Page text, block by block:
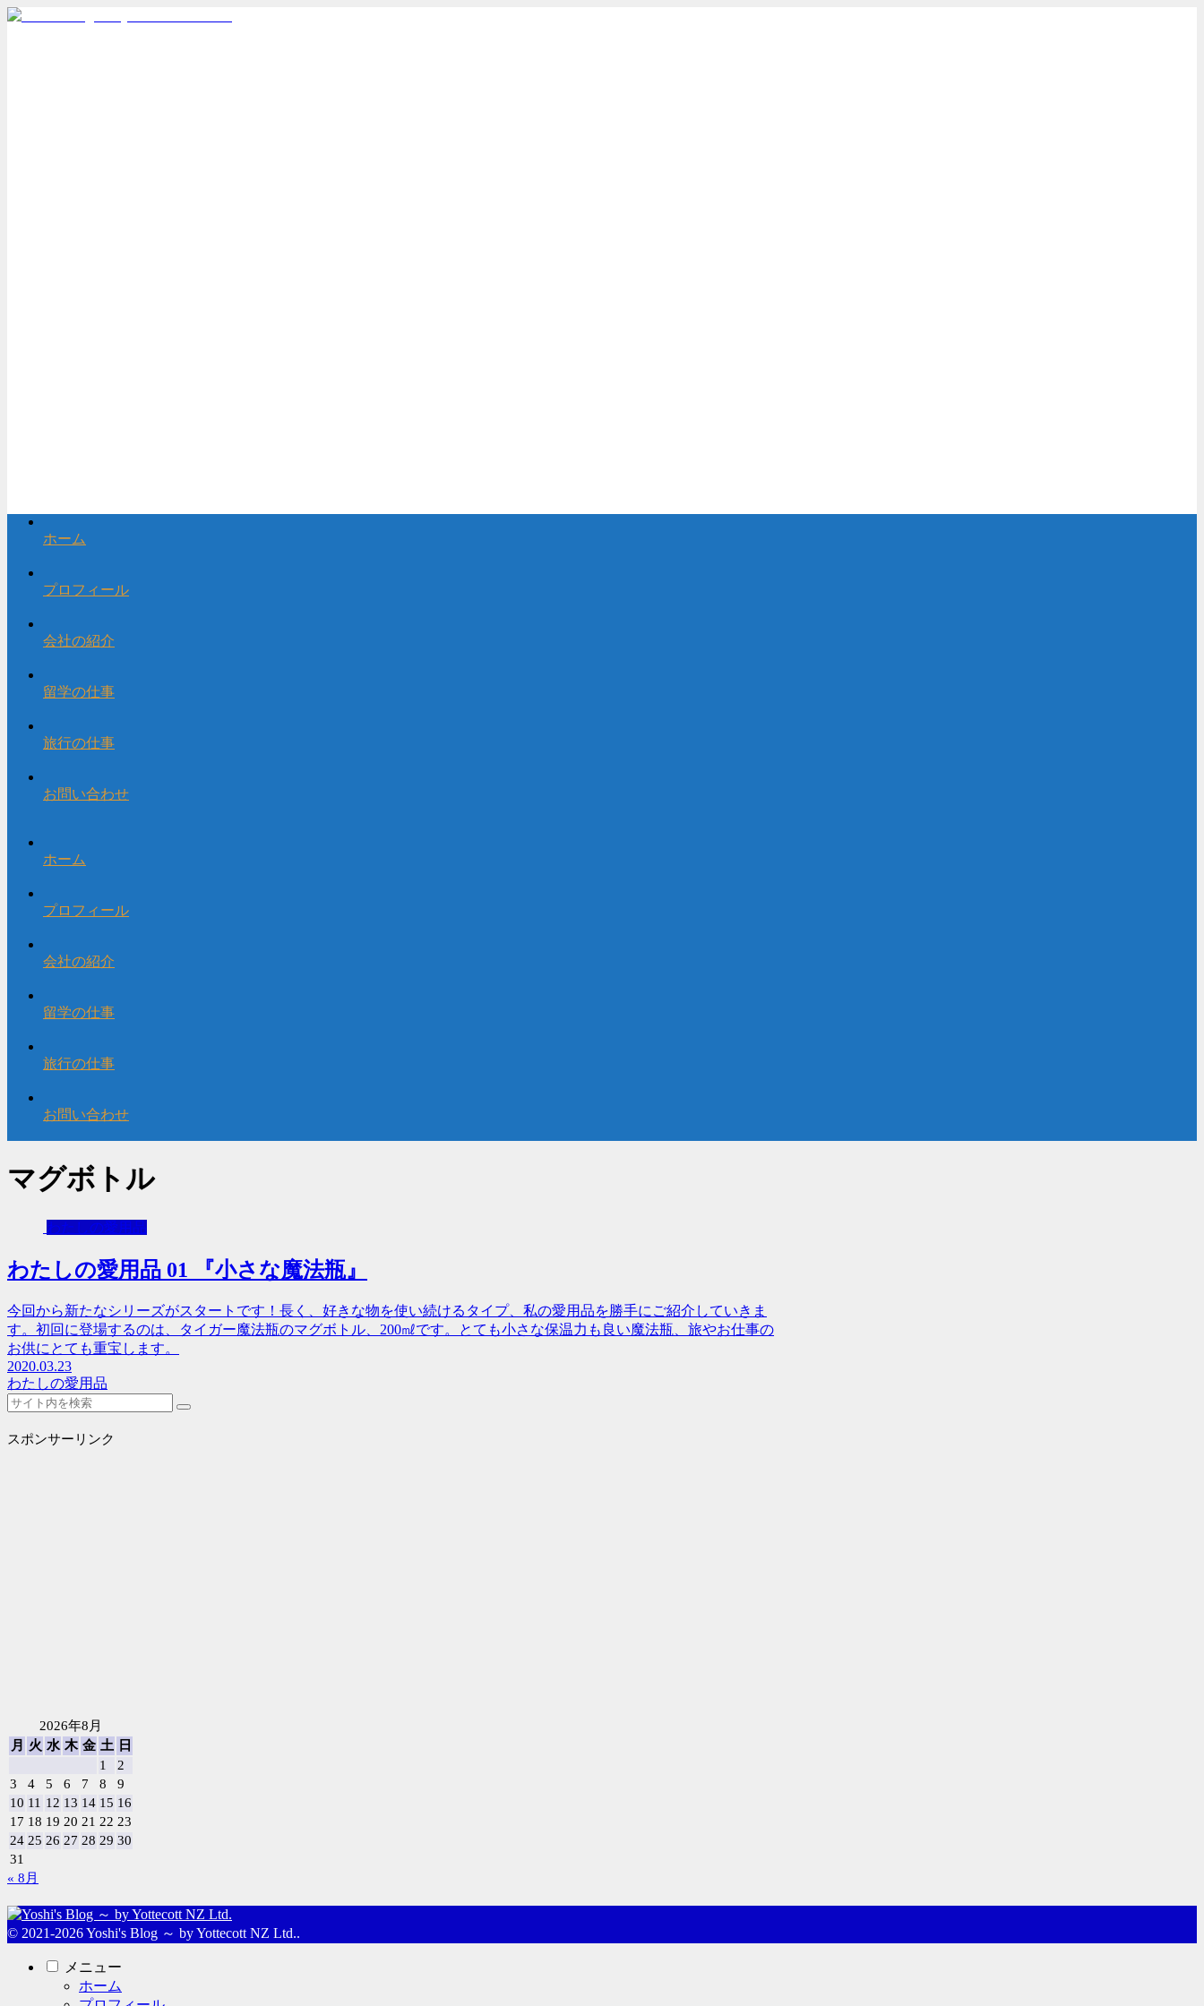
ホーム
プロフィール
会社の紹介
留学の仕事
旅行の仕事
お問い合わせ
ホーム
プロフィール
会社の紹介
留学の仕事
旅行の仕事
お問い合わせ
マグボトル
わたしの愛用品
わたしの愛用品 01 『小さな魔法瓶』
今回から新たなシリーズがスタートです！長く、好きな物を使い続けるタイプ、私の愛用品を勝手にご紹介していきま
す。初回に登場するのは、タイガー魔法瓶のマグボトル、200㎖です。とても小さな保温力も良い魔法瓶、旅やお仕事の
お供にとても重宝します。
2020.03.23
わたしの愛用品
スポンサーリンク
2026年8月
月
火 水 木 金 土
日
1
2
3
4 5 6 7 8
9
10 11 12 13 14 15 16
17 18 19 20 21 22 23
24 25 26 27 28 29 30
31
« 8月
© 2021-2026 Yoshi's Blog ～ by Yottecott NZ Ltd..
メニュー
ホーム